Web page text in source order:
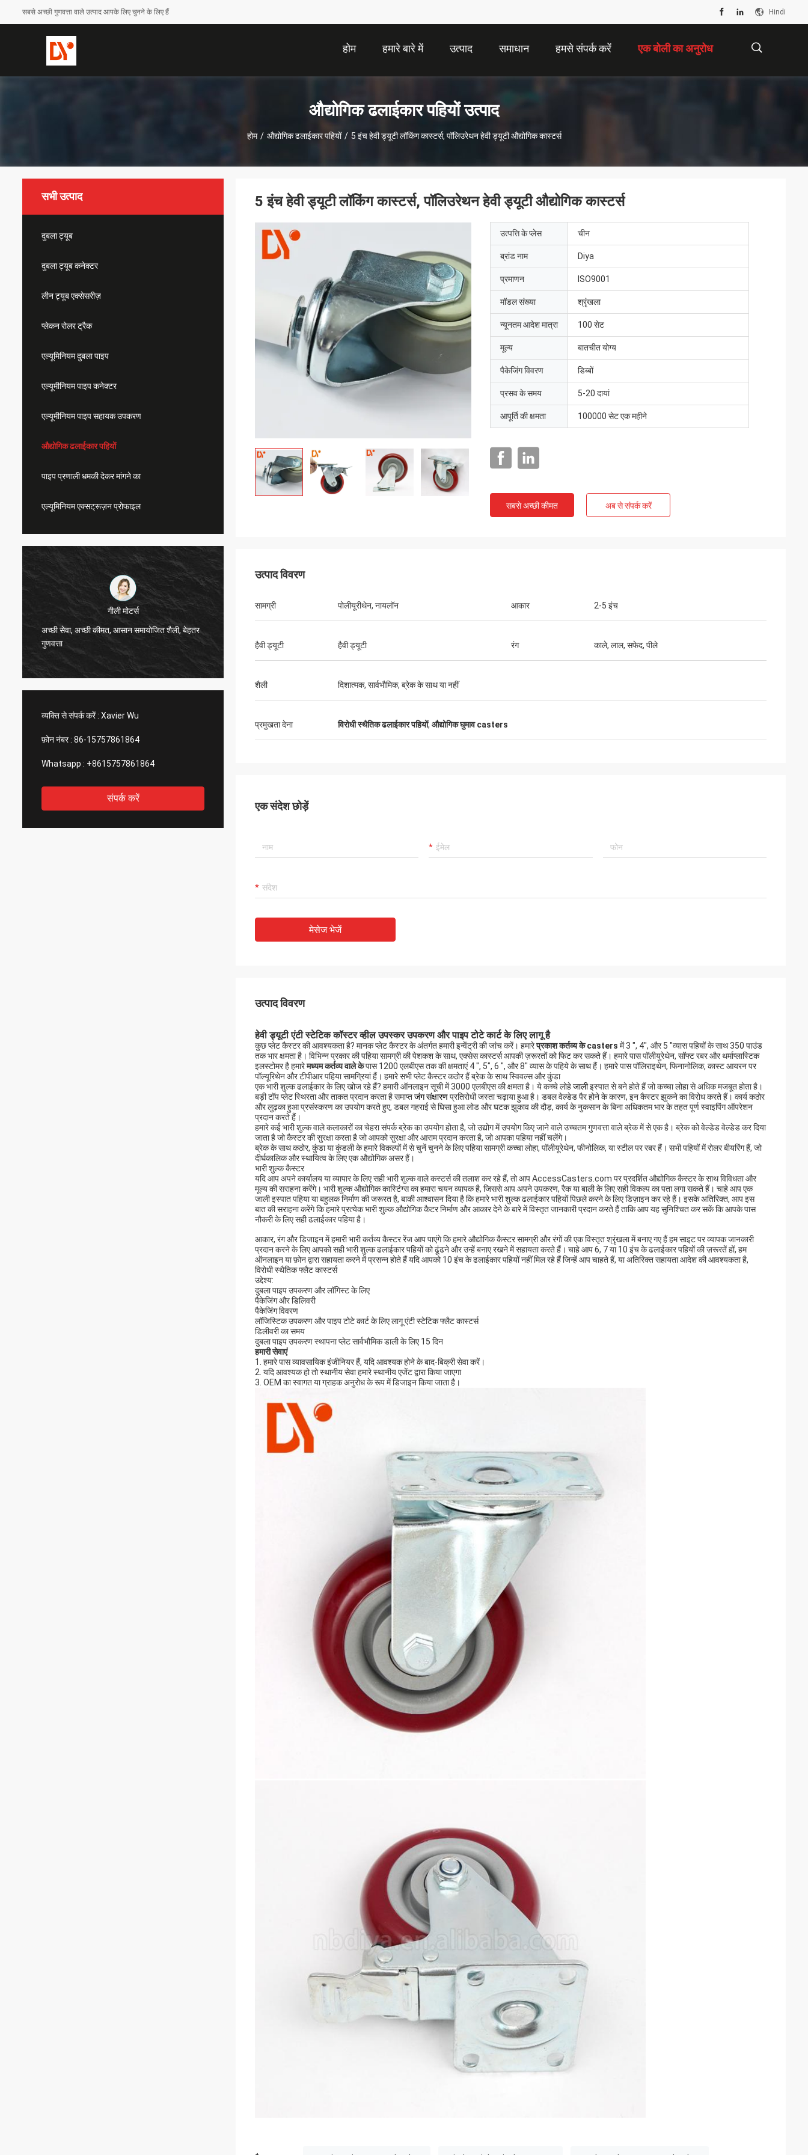
सबसे अच्छी गुणवत्ता वाले उत्पाद आपके लिए चुनने के लिए हैं Hindi
होम हमारे बारे में उत्पाद समाधान हमसे संपर्क करें एक बोली का अनुरोध
औद्योगिक ढलाईकार पहियों उत्पाद
होम / औद्योगिक ढलाईकार पहियों / 5 इंच हेवी ड्यूटी लॉकिंग कास्टर्स, पॉलिउरेथन हेवी ड्यूटी औद्योगिक कास्टर्स
सभी उत्पाद
दुबला ट्यूब
दुबला ट्यूब कनेक्टर
लीन ट्यूब एक्सेसरीज़
प्लेकन रोलर ट्रैक
एल्यूमिनियम दुबला पाइप
एल्यूमीनियम पाइप कनेक्टर
एल्यूमीनियम पाइप सहायक उपकरण
औद्योगिक ढलाईकार पहियों
पाइप प्रणाली धमकी देकर मांगने का
एल्यूमिनियम एक्सट्रूज़न प्रोफाइल
Thinh वियतनाम
हाय, जॉनसन, कृपया 12000 मीटर 2808 दुबला ट्यूब,
हाथीदांत रंग की व्यवस्था करें।
हूवेई दूरसंचार
तेज और गर्म सेवा कंपनी है
व्यक्ति से संपर्क करें : Xavier Wu
फ़ोन नंबर : 86-15757861864
Whatsapp : +8615757861864
संपर्क करें
5 इंच हेवी ड्यूटी लॉकिंग कास्टर्स, पॉलिउरेथन हेवी ड्यूटी औद्योगिक कास्टर्स
उत्पत्ति के प्लेस चीन
ब्रांड नाम Diya
प्रमाणन ISO9001
मॉडल संख्या श्रृंखला
न्यूनतम आदेश मात्रा 100 सेट
मूल्य बातचीत योग्य
पैकेजिंग विवरण डिब्बों
प्रसव के समय 5-20 दायां
आपूर्ति की क्षमता 100000 सेट एक महीने
सबसे अच्छी कीमत अब से संपर्क करें
उत्पाद विवरण
सामग्री पोलीयूरीथेन, नायलॉन आकार 2-5 इंच
हैवी ड्यूटी हैवी ड्यूटी रंग काले, लाल, सफेद, पीले
शैली दिशात्मक, सार्वभौमिक, ब्रेक के साथ या नहीं
प्रमुखता देना विरोधी स्थैतिक ढलाईकार पहियों, औद्योगिक घुमाव casters
एक संदेश छोड़ें
मेसेज भेजें
उत्पाद विवरण
हेवी ड्यूटी एंटी स्टेटिक कॉस्टर व्हील उपस्कर उपकरण और पाइप टोटे कार्ट के लिए लागू है
कुछप्लेट कैस्टर कीआवश्यकता है? मानक प्लेट कैस्टर के अंतर्गत हमारी इन्वेंट्री की जांच करें। हमारेप्रकाश कर्तव्य के casters में 3 ", 4", और 5 "व्यास पहियों के साथ 350 पाउंड
तक भार क्षमता है। विभिन्न प्रकार की पहिया सामग्री की पेशकश के साथ, एक्सेस कास्टर्स आपकी ज़रूरतों को फिट कर सकते हैं। हमारे पास पॉलीयुरेथेन, सॉफ्ट रबर और थर्माप्लास्टिक
इलस्टोमर है हमारेमध्यम कर्तव्य वाले केपास 1200 एलबीएस तक की क्षमताएं 4 ", 5", 6 ", और 8" व्यास के पहिये के साथ हैं। हमारे पास पॉलिराइथेन, फिनानोलिक, कास्ट आयरन पर
पॉल्यूरिथेन और टीपीआर पहिया सामग्रियां हैं। हमारे सभीप्लेट कैस्टरकठोर हैं ब्रेक के साथ स्विवल्स और कुंडा
एक भारी शुल्क ढलाईकार के लिए खोज रहे हैं? हमारी ऑनलाइन सूची में 3000 एलबीएस की क्षमता है। ये कच्चे लोहेजालीइस्पात से बने होते हैं जो कच्चा लोहा से अधिक मजबूत होता है।
बड़ी टॉप प्लेट स्थिरता और ताकत प्रदान करता है समाप्तजंग संक्षारणप्रतिरोधी जस्ता चढ़ाया हुआ है। डबल वेल्डेड पैर होने के कारण, इन कैस्टर झुकने का विरोध करते हैं। कार्य कठोर
और लुढ़का हुआ प्रसंस्करण का उपयोग करते हुए, डबल गहराई से घिसा हुआ लोड और घटक झुकाव की दौड़, कार्य के नुकसान के बिना अधिकतम भार के तहत पूर्ण स्वाइपिंग ऑपरेशन
प्रदान करते हैं।
हमारे कई भारी शुल्क वाले कलाकारों का चेहरा संपर्क ब्रेक का उपयोग होता है, जो उद्योग में उपयोग किए जाने वाले उच्चतम गुणवत्ता वाले ब्रेक में से एक है। ब्रेक को वेल्डेड वेल्डेड कर दिया
जाता है जो कैस्टर की सुरक्षा करता है जो आपको सुरक्षा और आराम प्रदान करता है, जो आपका पहिया नहीं चलेंगे।
ब्रेक के साथ कठोर, कुंडा या कुंडली के हमारे विकल्पों में से चुनें चुनने के लिए पहिया सामग्री कच्चा लोहा, पॉलीयूरेथेन, फीनोलिक, या स्टील पर रबर हैं। सभी पहियों में रोलर बीयरिंग हैं, जो
दीर्घकालिक और स्थायित्व के लिए एक औद्योगिक असर हैं।
भारी शुल्क कैस्टर
यदि आप अपने कार्यालय या व्यापार के लिए सही भारी शुल्क वाले कस्टर्स की तलाश कर रहे हैं, तो आप AccessCasters.com पर प्रदर्शितऔद्योगिक कैस्टर केसाथ विविधता और
मूल्य की सराहना करेंगे। भारी शुल्क औद्योगिक कास्टिंग्सका हमारा चयन व्यापक है, जिससे आप अपने उपकरण, रैक या बाली के लिए सही विकल्प का पता लगा सकते हैं। चाहे आप एक
जाली इस्पात पहिया या बहुलक निर्माण की जरूरत है, बाकी आश्वासन दिया है कि हमारेभारी शुल्क ढलाईकार पहियोंपिछले करने के लिए डिज़ाइन कर रहे हैं। इसके अतिरिक्त, आप इस
बात की सराहना करेंगे कि हमारे प्रत्येक भारी शुल्क औद्योगिक कैटर निर्माण और आकार देने के बारे में विस्तृत जानकारी प्रदान करते हैं ताकि आप यह सुनिश्चित कर सकें कि आपके पास
नौकरी के लिए सही ढलाईकार पहिया है।
आकार, रंग और डिजाइन में हमारी भारी कर्तव्य कैस्टर रेंज आप पाएंगे कि हमारे औद्योगिक कैस्टर सामग्री और रंगों की एक विस्तृत श्रृंखला में बनाए गए हैं हम साइट पर व्यापक जानकारी
प्रदान करने के लिए आपको सही भारी शुल्क ढलाईकार पहियों को ढूंढने और उन्हें बनाए रखने में सहायता करते हैं। चाहे आप 6, 7 या 10 इंच के ढलाईकार पहियों की ज़रूरतें हों, हम
ऑनलाइन या फ़ोन द्वारा सहायता करने में प्रसन्न होते हैं यदि आपको 10 इंच के ढलाईकार पहियों नहीं मिल रहे हैं जिन्हें आप चाहते हैं, या अतिरिक्त सहायता आदेश की आवश्यकता है,
विरोधी स्थैतिक फ्लैट कास्टर्स
उद्देश्य:
दुबला पाइप उपकरण और लॉगिस्ट के लिए
पैकेजिंग और डिलिवरी
पैकेजिंग विवरण
लॉजिस्टिक उपकरण और पाइप टोटे कार्ट के लिए लागू एंटी स्टेटिक फ्लैट कास्टर्स
डिलीवरी का समय
दुबला पाइप उपकरण स्थापना प्लेट सार्वभौमिक डाली के लिए 15 दिन
हमारी सेवाएं
1. हमारे पास व्यावसायिक इंजीनियर हैं, यदि आवश्यक होने के बाद-बिक्री सेवा करें।
2. यदि आवश्यक हो तो स्थानीय सेवा हमारे स्थानीय एजेंट द्वारा किया जाएगा
3. OEM का स्वागत या ग्राहक अनुरोध के रूप में डिजाइन किया जाता है।